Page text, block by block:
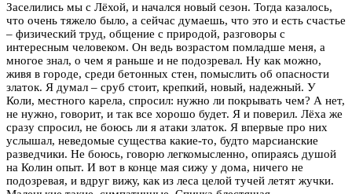
Заселились мы с Лёхой, и начался новый сезон. Тогда казалось,
что очень тяжело было, а сейчас думаешь, что это и есть счастье
– физический труд, общение с природой, разговоры с
интересным человеком. Он ведь возрастом помладше меня, а
многое знал, о чем я раньше и не подозревал. Ну как можно,
живя в городе, среди бетонных стен, помыслить об опасности
златок. Я думал – сруб стоит, крепкий, новый, надежный. У
Коли, местного карела, спросил: нужно ли покрывать чем? А нет,
не нужно, говорит, и так все хорошо будет. Я и поверил. Лёха же
сразу спросил, не боюсь ли я атаки златок. Я впервые про них
услышал, неведомые существа какие-то, будто марсианские
разведчики. Не боюсь, говорю легкомысленно, опираясь душой
на Колин опыт. И вот в конце мая сижу у дома, ничего не
подозревая, и вдруг вижу, как из леса целой тучей летят жучки.